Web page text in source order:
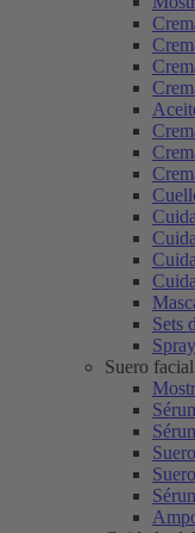
Sets
Suero facial